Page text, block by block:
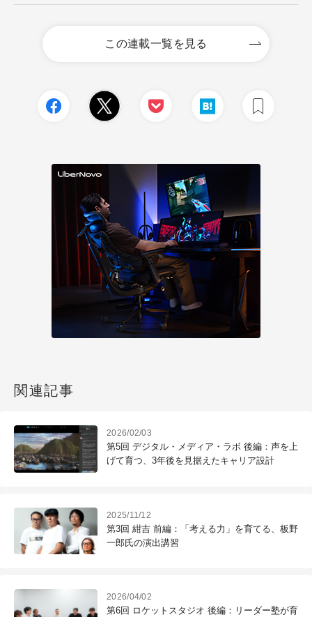
この連載一覧を見る
関連記事
2026/02/03
第5回 デジタル・メディア・ラボ 後編：声を上
げて育つ、3年後を見据えたキャリア設計
2025/11/12
第3回 紺吉 前編：「考える力」を育てる、板野
一郎氏の演出講習
2026/04/02
第6回 ロケットスタジオ 後編：リーダー塾が育